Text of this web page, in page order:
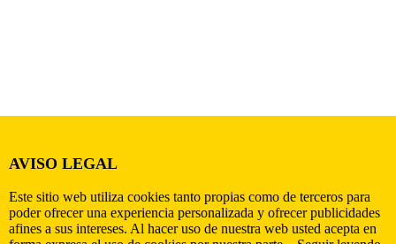
AVISO LEGAL
Este sitio web utiliza cookies tanto propias como de terceros para
poder ofrecer una experiencia personalizada y ofrecer publicidades
afines a sus intereses. Al hacer uso de nuestra web usted acepta en